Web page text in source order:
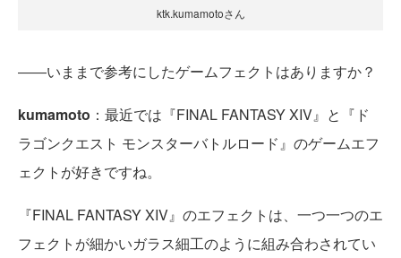
ktk.kumamotoさん
――いままで参考にしたゲームフェクトはありますか？
kumamoto ：最近では『FINAL FANTASY XIV』と『ド
ラゴンクエスト モンスターバトルロード』のゲームエフ
ェクトが好きですね。
『FINAL FANTASY XIV』のエフェクトは、一つ一つのエ
フェクトが細かいガラス細工のように組み合わされてい